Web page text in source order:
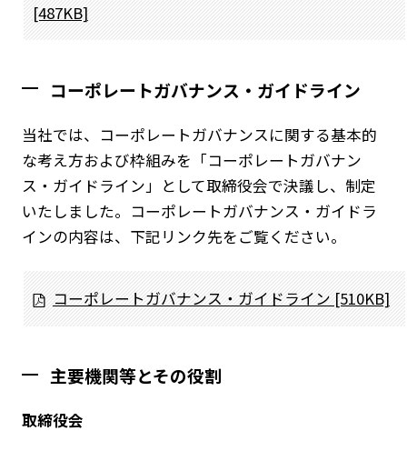
[487KB]
コーポレートガバナンス・ガイドライン
当社では、コーポレートガバナンスに関する基本的
な考え方および枠組みを「コーポレートガバナン
ス・ガイドライン」として取締役会で決議し、制定
いたしました。コーポレートガバナンス・ガイドラ
インの内容は、下記リンク先をご覧ください。
コーポレートガバナンス・ガイドライン [510KB]
主要機関等とその役割
取締役会